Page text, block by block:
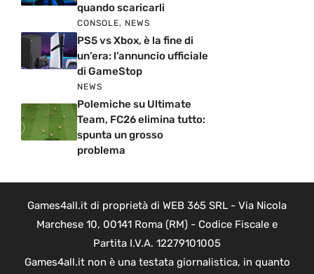
quando scaricarli
CONSOLE, NEWS
PS5 vs Xbox, è la fine di
un’era: l’annuncio ufficiale
di GameStop
NEWS
Polemiche su Ultimate
Team, FC26 elimina tutto:
spunta un grosso
problema
Games4all.it di proprietà di WEB 365 SRL - Via Nicola
Marchese 10, 00141 Roma (RM) - Codice Fiscale e
Partita I.V.A. 12279101005
Games4all.it non è una testata giornalistica, in quanto